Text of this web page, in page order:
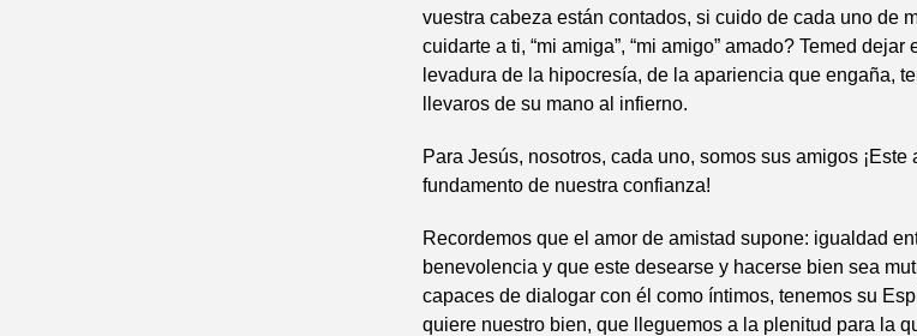
vuestra cabeza están contados, si cuido de cada uno de
cuidarte a ti, “mi amiga”, “mi amigo” amado? Temed
levadura de la hipocresía, de la apariencia que engaña,
llevaros de su mano al infierno.
Para Jesús, nosotros, cada uno, somos sus amigos ¡Este
fundamento de nuestra confianza!
Recordemos que el amor de amistad supone: igualdad
benevolencia y que este desearse y hacerse bien sea
capaces de dialogar con él como íntimos, tenemos su
quiere nuestro bien, que lleguemos a la plenitud para la